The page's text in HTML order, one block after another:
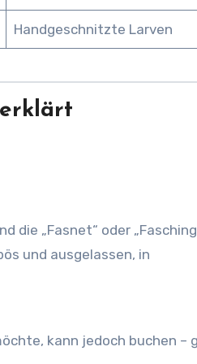
Handgeschnitzte Larven
die „Fasnet“ oder
und ausgelassen, in
kann jedoch buchen –